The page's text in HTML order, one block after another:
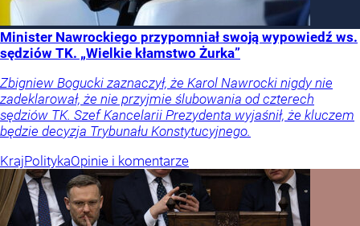
Minister Nawrockiego przypomniał swoją wypowiedź ws.
sędziów TK. „Wielkie kłamstwo Żurka”
Zbigniew Bogucki zaznaczył, że Karol Nawrocki nigdy nie
zadeklarował, że nie przyjmie ślubowania od czterech
sędziów TK. Szef Kancelarii Prezydenta wyjaśnił, że kluczem
będzie decyzja Trybunału Konstytucyjnego.
KrajPolitykaOpinie i komentarze